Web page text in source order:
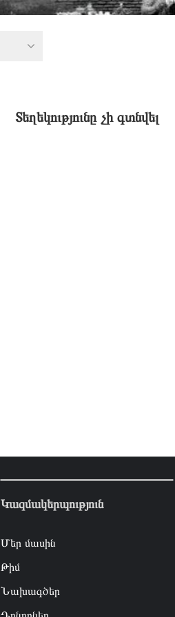
Տեղեկությունը չի գտնվել
Կազմակերպություն
Մեր մասին
Թիմ
Նախագծեր